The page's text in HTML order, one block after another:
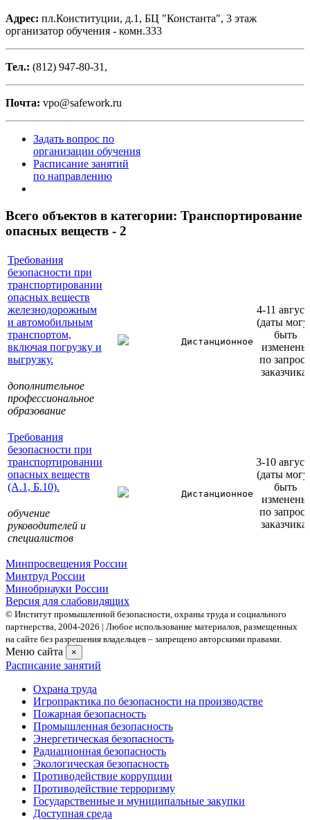
Адрес: пл.Конституции, д.1, БЦ "Константа", 3 этаж
организатор обучения - комн.333
Тел.: (812) 947-80-31,
Почта: vpo@safework.ru
Задать вопрос по
организации обучения
Расписание занятий
по направлению
Всего объектов в категории: Транспортирование
опасных веществ - 2
Требования
безопасности при
транспортировании
опасных веществ
железнодорожным
и автомобильным
транспортом,
включая погрузку и
выгрузку.
дополнительное
профессиональное
образование
Дистанционное
4-11
(даты
быть
изменены
по запросу
заказчика)
Требования
безопасности при
транспортировании
опасных веществ
(А.1, Б.10).
обучение
руководителей и
специалистов
Дистанционное
3-10
(даты
быть
изменены
по запросу
заказчика)
Минпросвещения России
Минтруд России
Минобрнауки России
Версия для слабовидящих
© Институт промышленной безопасности, охраны труда и социального
партнерства, 2004- 2026 | Любое использование материалов, размещенных
на сайте без разрешения владельцев – запрещено авторскими правами.
Меню сайта ×
Расписание занятий
Охрана труда
Игропрактика по безопасности на производстве
Пожарная безопасность
Промышленная безопасность
Энергетическая безопасность
Радиационная безопасность
Экологическая безопасность
Противодействие коррупции
Противодействие терроризму
Государственные и муниципальные закупки
Доступная среда